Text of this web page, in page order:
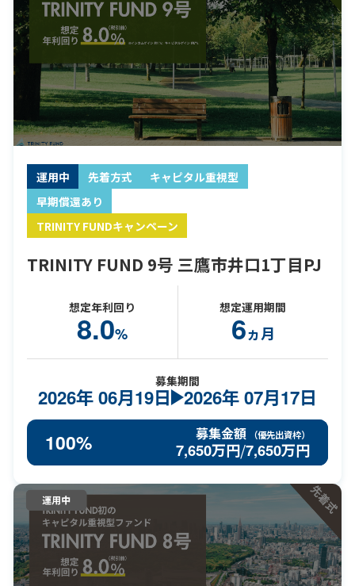
運用中 先着方式
キャピタル重視型
早期償還あり
TRINITY FUNDキャンペーン
TRINITY FUND 9号 三鷹市井口1丁目PJ
想定年利回り
8.0%
想定運用期間
6ヵ月
募集期間
2026年06月19日 2026年07月17日
100% 募集金額 （優先出資枠）
7,650万円/7,650万円